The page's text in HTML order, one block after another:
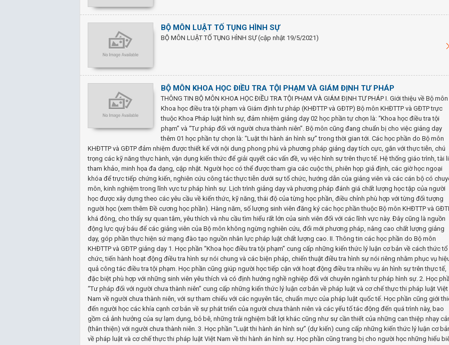
BỘ MÔN LUẬT TỐ TỤNG HÌNH SỰ
BỘ MÔN LUẬT TỐ TỤNG HÌNH SỰ (cập nhật 19/5/2021)
BỘ MÔN KHOA HỌC ĐIỀU TRA TỘI PHẠM VÀ GIÁM ĐỊNH TƯ PHÁP
THÔNG TIN BỘ MÔN KHOA HỌC ĐIỀU TRA TỘI PHẠM VÀ GIÁM ĐỊNH TƯ PHÁP I. Giới thiệu về Bộ môn
Khoa học điều tra tội phạm và Giám định tư pháp (KHĐTTP và GĐTP) Bộ môn KHĐTTP và GĐTP trực
thuộc Khoa Pháp luật hình sự, đảm nhiệm giảng dạy 02 học phần tự chọn là: “Khoa học điều tra tội
phạm” và “Tư pháp đối với người chưa thành niên”. Bộ môn cũng đang chuẩn bị cho việc giảng dạy
thêm 01 học phần tự chọn là: “Luật thi hành án hình sự” trong thời gian tới. Các học phần do Bộ môn
KHĐTTP và GĐTP đảm nhiệm được thiết kế với nội dung phong phú và phương pháp giảng dạy tích cực, gắn với thực tiễn, chú
trọng các kỹ năng thực hành, vận dụng kiến thức để giải quyết các vấn đề, vụ việc hình sự trên thực tế. Hệ thống giáo trình, tài
tham khảo, minh họa đa dạng, cập nhật. Người học có thể được tham gia các cuộc thi, phiên họp giả định, các giờ học ngoại
khóa để trực tiếp chứng kiến, nghiên cứu công tác thực tiễn dưới sự tổ chức, hướng dẫn của giảng viên và các cán bộ có
môn, kinh nghiệm trong lĩnh vực tư pháp hình sự. Lịch trình giảng dạy và phương pháp đánh giá chất lượng học tập của người
học được xây dựng theo các yêu cầu về kiến thức, kỹ năng, thái độ của từng học phần, điều chỉnh phù hợp với từng đối tượng
người học (xem thêm Đề cương học phần). Hàng năm, số lượng sinh viên đăng ký các học phần thuộc Bộ môn KHĐTTP và
khá đông, cho thấy sự quan tâm, yêu thích và nhu cầu tìm hiểu rất lớn của sinh viên đối với các lĩnh vực này. Đây cũng là nguồn
động lực quý báu để các giảng viên của Bộ môn không ngừng nghiên cứu, đổi mới phương pháp, nâng cao chất lượng giảng
dạy, góp phần thực hiện sứ mạng đào tạo nguồn nhân lực pháp luật chất lượng cao. II. Thông tin các học phần do Bộ môn
KHĐTTP và GĐTP giảng dạy 1. Học phần “Khoa học điều tra tội phạm” cung cấp những kiến thức lý luận cơ bản về cách thức tổ
chức, tiến hành hoạt động điều tra hình sự nói chung và các biện pháp, chiến thuật điều tra hình sự nói riêng nhằm phục vụ
quả công tác điều tra tội phạm. Học phần cũng giúp người học tiếp cận với hoạt động điều tra nhiều vụ án hình sự trên thực tế,
đặc biệt phù hợp với những sinh viên yêu thích và có định hướng nghề nghiệp đối với chuyên ngành tư pháp hình sự. 2. Học
“Tư pháp đối với người chưa thành niên” cung cấp những kiến thức lý luận cơ bản về pháp luật và cơ chế thực thi pháp luật Việt
Nam về người chưa thành niên, với sự tham chiếu với các nguyên tắc, chuẩn mực của pháp luật quốc tế. Học phần cũng giới
đến người học các khía cạnh cơ bản về sự phát triển của người chưa thành niên và các yếu tố tác động đến quá trình này, bao
gồm cả ảnh hưởng của sự lạm dụng, bỏ bê, những trải nghiệm bất lợi khác cũng như sự cần thiết của những can thiệp nhạy
(thân thiện) với người chưa thành niên. 3. Học phần “Luật thi hành án hình sự” (dự kiến) cung cấp những kiến thức lý luận cơ
về pháp luật và cơ chế thực thi pháp luật Việt Nam về thi hành án hình sự. Học phần cũng trang bị cho người học những hiểu